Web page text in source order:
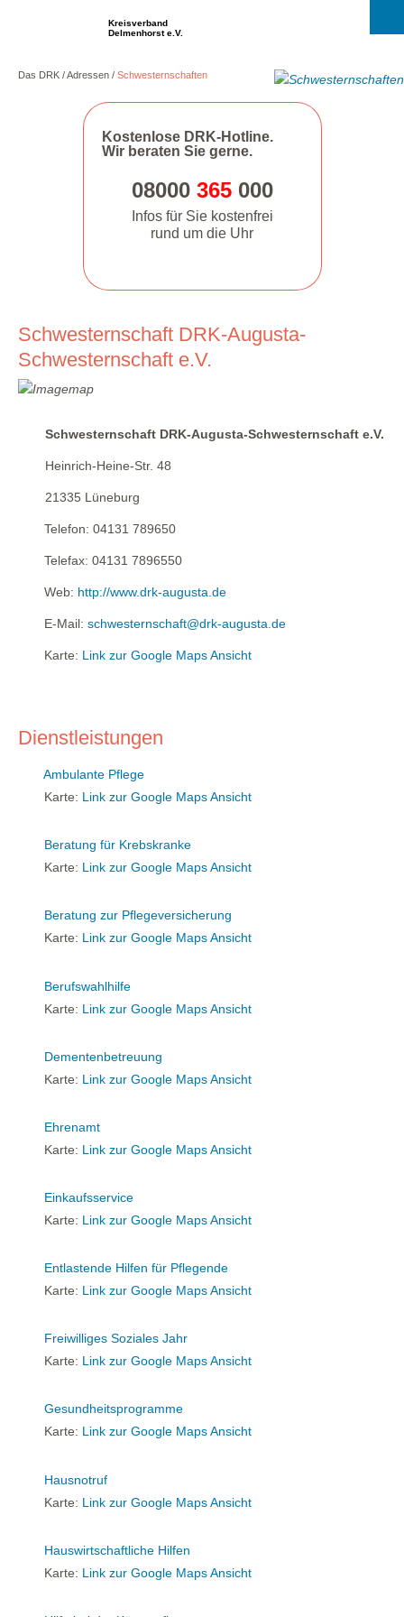
Kreisverband
Delmenhorst e.V.
Das DRK Adressen Schwesternschaften
Kostenlose DRK-Hotline.
Wir beraten Sie gerne.
08000 365000
Infos für Sie kostenfrei
rund um die Uhr
Schwesternschaft DRK-Augusta-
Schwesternschaft e.V.
Schwesternschaft DRK-Augusta-Schwesternschaft e.V.
Heinrich-Heine-Str. 48
21335 Lüneburg
Telefon: 04131 789650
Telefax: 04131 7896550
Web: http://www.drk-augusta.de
E-Mail: schwesternschaft@drk-augusta.de
Karte: Link zur Google Maps Ansicht
Dienstleistungen
Ambulante Pflege
Karte: Link zur Google Maps Ansicht
Beratung für Krebskranke
Karte: Link zur Google Maps Ansicht
Beratung zur Pflegeversicherung
Karte: Link zur Google Maps Ansicht
Berufswahlhilfe
Karte: Link zur Google Maps Ansicht
Dementenbetreuung
Karte: Link zur Google Maps Ansicht
Ehrenamt
Karte: Link zur Google Maps Ansicht
Einkaufsservice
Karte: Link zur Google Maps Ansicht
Entlastende Hilfen für Pflegende
Karte: Link zur Google Maps Ansicht
Freiwilliges Soziales Jahr
Karte: Link zur Google Maps Ansicht
Gesundheitsprogramme
Karte: Link zur Google Maps Ansicht
Hausnotruf
Karte: Link zur Google Maps Ansicht
Hauswirtschaftliche Hilfen
Karte: Link zur Google Maps Ansicht